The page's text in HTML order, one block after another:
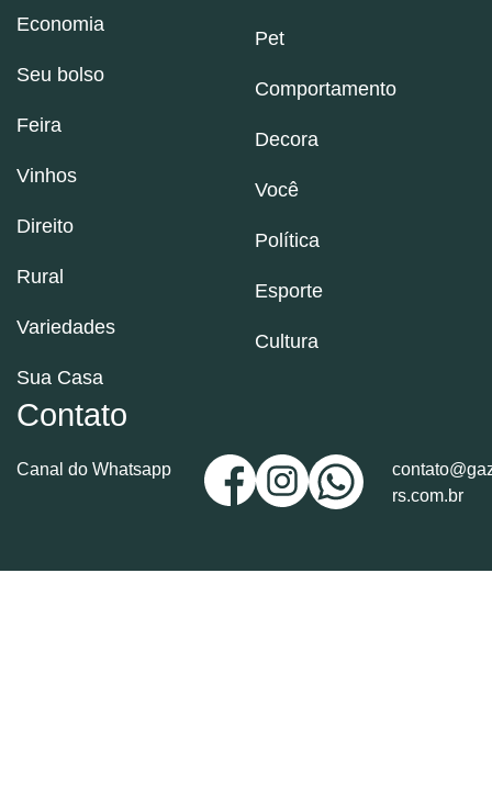
Economia
Seu bolso
Feira
Vinhos
Direito
Rural
Variedades
Sua Casa
Pet
Comportamento
Decora
Você
Política
Esporte
Cultura
Contato
Canal do Whatsapp
rs.com.br